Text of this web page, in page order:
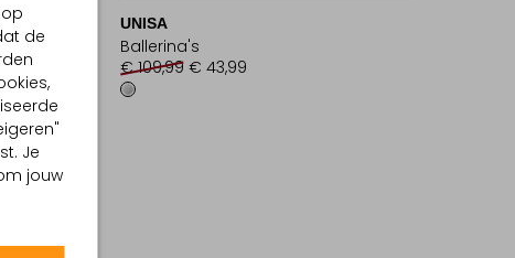
de
Je
jouw
UNISA
Ballerina's
€ 109,99 € 43,99